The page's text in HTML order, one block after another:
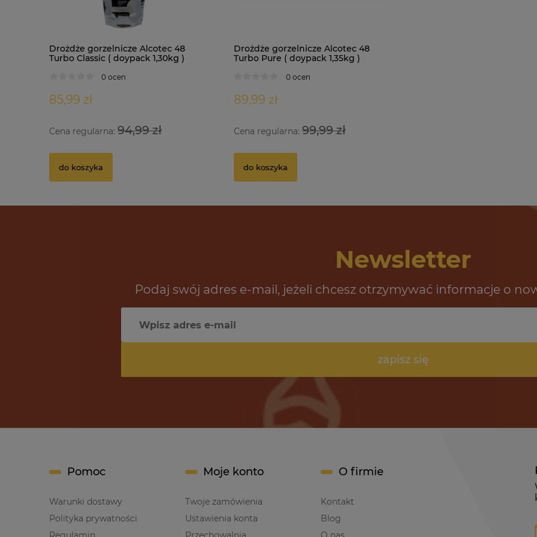
Drożdże gorzelnicze Alcotec 48
Turbo Classic ( doypack 1,30kg )
0 ocen
85,99 zł
Cena regularna: 94,99 zł
do koszyka
Drożdże gorzelnicze Alcotec 48
Turbo Pure ( doypack 1,35kg )
0 ocen
89,99 zł
Cena regularna:99,99 zł
do koszyka
Newsletter
Podaj swój adres e-mail, jeżeli chcesz otrzymywać informacje o
zapisz się
Pomoc
Warunki dostawy
Polityka prywatności
Moje konto
Twoje zamówienia
Ustawienia konta
O firmie
Kontakt
Blog